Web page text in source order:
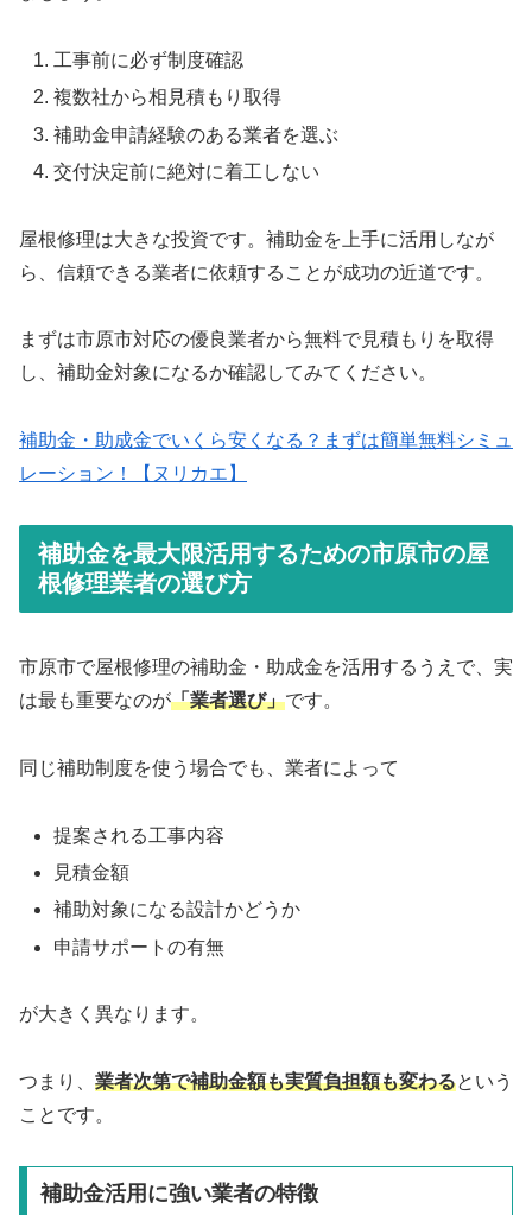
工事前に必ず制度確認
複数社から相見積もり取得
補助金申請経験のある業者を選ぶ
交付決定前に絶対に着工しない
屋根修理は大きな投資です。補助金を上手に活用しなが
ら、信頼できる業者に依頼することが成功の近道です。
まずは市原市対応の優良業者から無料で見積もりを取得
し、補助金対象になるか確認してみてください。
補助金・助成金でいくら安くなる？まずは簡単無料シミュ
レーション！【ヌリカエ】
補助金を最大限活用するための市原市の屋
根修理業者の選び方
市原市で屋根修理の補助金・助成金を活用するうえで、実
は最も重要なのが「業者選び」です。
同じ補助制度を使う場合でも、業者によって
提案される工事内容
見積金額
補助対象になる設計かどうか
申請サポートの有無
が大きく異なります。
つまり、 業者次第で補助金額も実質負担額も変わるという
ことです。
補助金活用に強い業者の特徴